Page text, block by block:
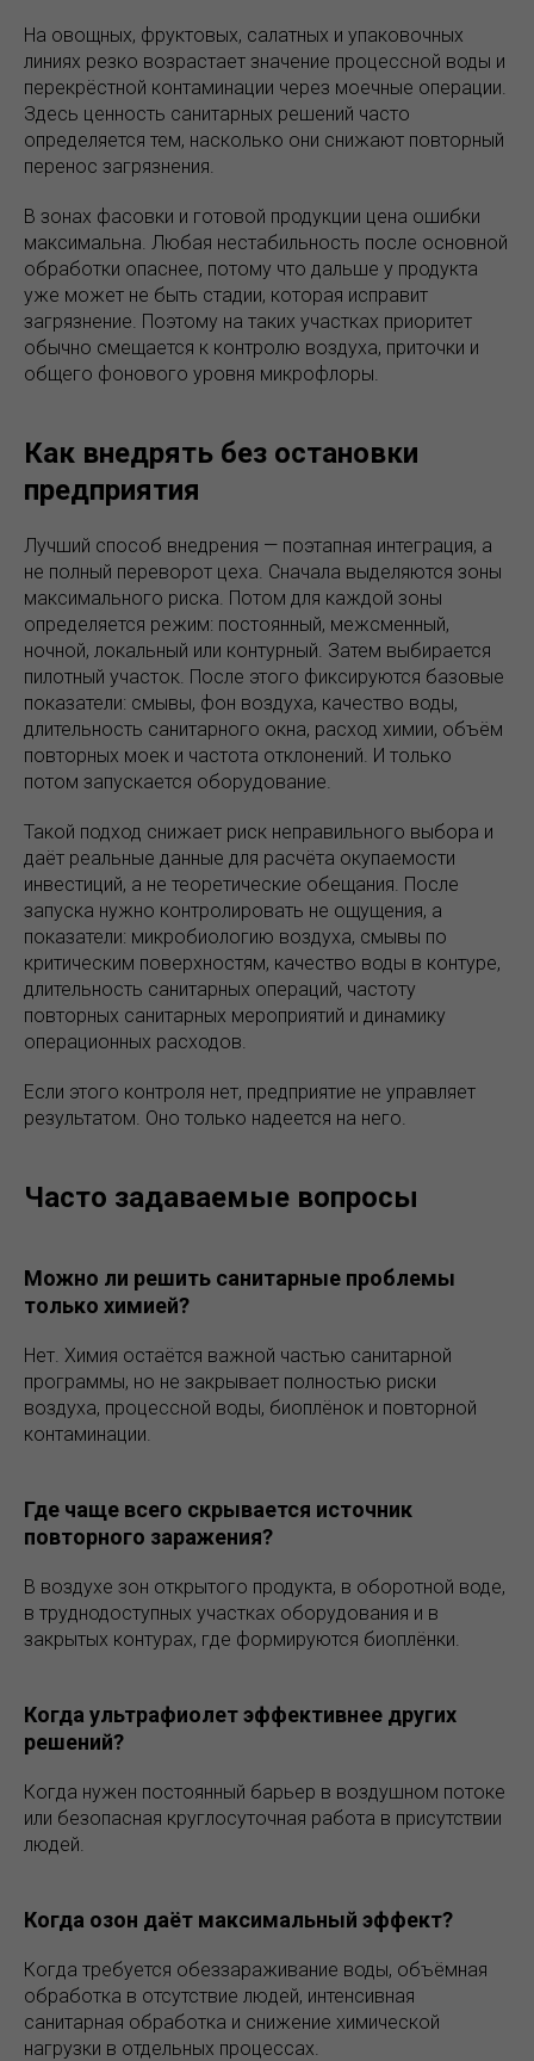
На овощных, фруктовых, салатных и упаковочных
линиях резко возрастает значение процессной воды и
перекрёстной контаминации через моечные операции.
Здесь ценность санитарных решений часто
определяется тем, насколько они снижают повторный
перенос загрязнения.
В зонах фасовки и готовой продукции цена ошибки
максимальна. Любая нестабильность после основной
обработки опаснее, потому что дальше у продукта
уже может не быть стадии, которая исправит
загрязнение. Поэтому на таких участках приоритет
обычно смещается к контролю воздуха, приточки и
общего фонового уровня микрофлоры.
Как внедрять без остановки
предприятия
Лучший способ внедрения — поэтапная интеграция, а
не полный переворот цеха. Сначала выделяются зоны
максимального риска. Потом для каждой зоны
определяется режим: постоянный, межсменный,
ночной, локальный или контурный. Затем выбирается
пилотный участок. После этого фиксируются базовые
показатели: смывы, фон воздуха, качество воды,
длительность санитарного окна, расход химии, объём
повторных моек и частота отклонений. И только
потом запускается оборудование.
Такой подход снижает риск неправильного выбора и
даёт реальные данные для расчёта окупаемости
инвестиций, а не теоретические обещания. После
запуска нужно контролировать не ощущения, а
показатели: микробиологию воздуха, смывы по
критическим поверхностям, качество воды в контуре,
длительность санитарных операций, частоту
повторных санитарных мероприятий и динамику
операционных расходов.
Если этого контроля нет, предприятие не управляет
результатом. Оно только надеется на него.
Часто задаваемые вопросы
Можно ли решить санитарные проблемы
только химией?
Нет. Химия остаётся важной частью санитарной
программы, но не закрывает полностью риски
воздуха, процессной воды, биоплёнок и повторной
контаминации.
Где чаще всего скрывается источник
повторного заражения?
В воздухе зон открытого продукта, в оборотной воде,
в труднодоступных участках оборудования и в
закрытых контурах, где формируются биоплёнки.
Когда ультрафиолет эффективнее других
решений?
Когда нужен постоянный барьер в воздушном потоке
или безопасная круглосуточная работа в присутствии
людей.
Когда озон даёт максимальный эффект?
Когда требуется обеззараживание воды, объёмная
обработка в отсутствие людей, интенсивная
санитарная обработка и снижение химической
нагрузки в отдельных процессах.